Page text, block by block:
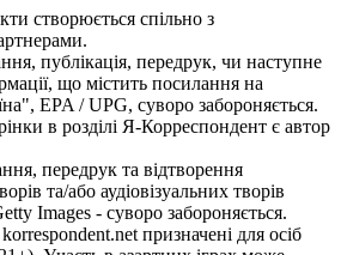
створюється спільно з
публікація, передрук, чи наступне
що містить посилання на
EPA / UPG, суворо забороняється.
в розділі Я-Корреспондент є автор
передрук та відтворення
та/або аудіовізуальних творів
Images - суворо забороняється.
призначені для осіб